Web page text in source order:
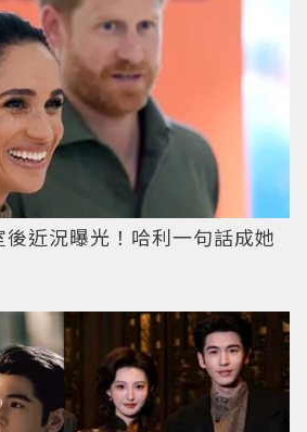
近況曝光！哈利一句話成她